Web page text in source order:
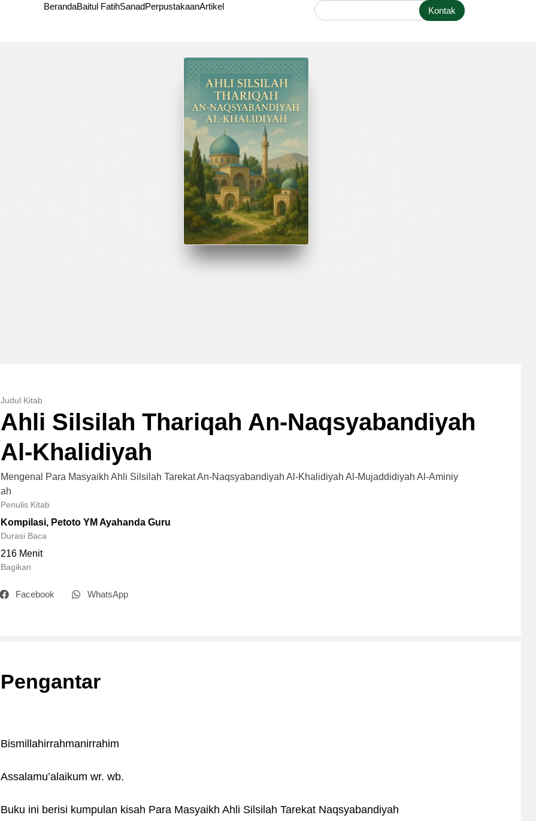
BerandaBaitul FatihSanadPerpustakaanArtikel Kontak
Judul Kitab
Ahli Silsilah Thariqah An-Naqsyabandiyah
Al-Khalidiyah
Mengenal Para Masyaikh Ahli Silsilah Tarekat An-Naqsyabandiyah Al-Khalidiyah Al-Mujaddidiyah Al-Aminiy
ah
Penulis Kitab
Kompilasi, Petoto YM Ayahanda Guru
Durasi Baca
216 Menit
Bagikan
Facebook WhatsApp
Pengantar
Bismillahirrahmanirrahim
Assalamu’alaikum wr. wb.
Buku ini berisi kumpulan kisah Para Masyaikh Ahli Silsilah Tarekat Naqsyabandiyah